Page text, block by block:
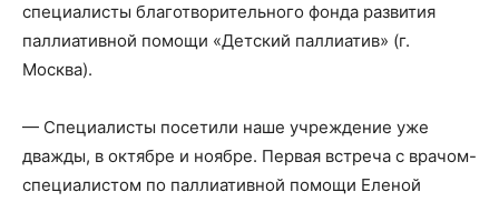
специалисты благотворительного фонда развития
паллиативной помощи «Детский паллиатив» (г.
Москва).
— Специалисты посетили наше учреждение уже
дважды, в октябре и ноябре. Первая встреча с врачом-
специалистом по паллиативной помощи Еленой